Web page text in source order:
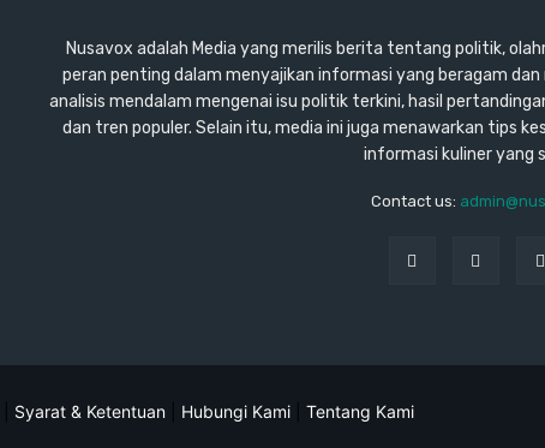
Nusavox adalah Media yang merilis berita tentang politik,
peran penting dalam menyajikan informasi yang beragam
analisis mendalam mengenai isu politik terkini, hasil
dan tren populer. Selain itu, media ini juga menawarkan tips
informasi kuliner yang
Contact us:
Syarat & Ketentuan Hubungi Kami Tentang Kami